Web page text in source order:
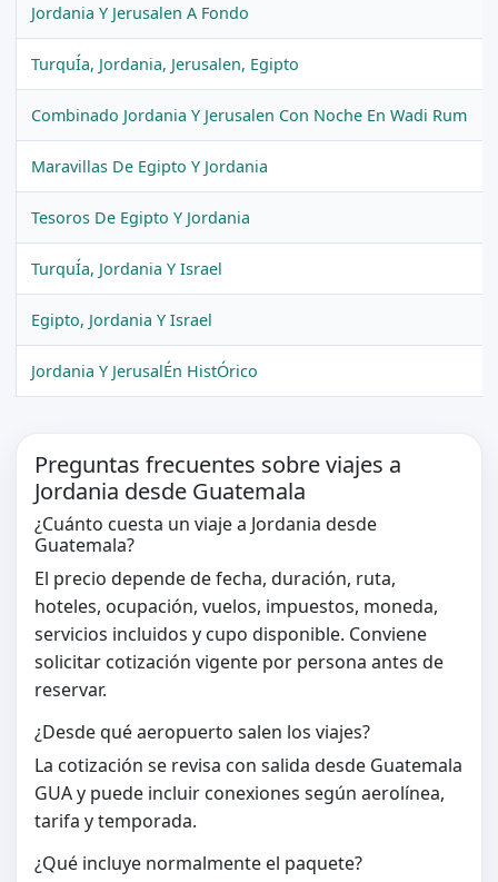
Jordania Y Jerusalen A Fondo
TurquÍa, Jordania, Jerusalen, Egipto
Combinado Jordania Y Jerusalen Con Noche En Wadi Rum
Maravillas De Egipto Y Jordania
Tesoros De Egipto Y Jordania
TurquÍa, Jordania Y Israel
Egipto, Jordania Y Israel
Jordania Y JerusalÉn HistÓrico
Preguntas frecuentes sobre viajes a
Jordania desde Guatemala
¿Cuánto cuesta un viaje a Jordania desde
Guatemala?
El precio depende de fecha, duración, ruta,
hoteles, ocupación, vuelos, impuestos, moneda,
servicios incluidos y cupo disponible. Conviene
solicitar cotización vigente por persona antes de
reservar.
¿Desde qué aeropuerto salen los viajes?
La cotización se revisa con salida desde Guatemala
GUA y puede incluir conexiones según aerolínea,
tarifa y temporada.
¿Qué incluye normalmente el paquete?